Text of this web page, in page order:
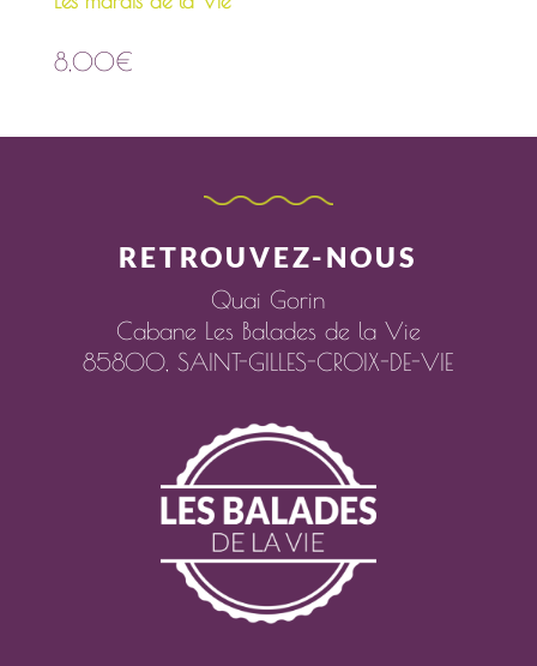
8,00€
RETROUVEZ-NOUS
Quai Gorin
Cabane Les Balades de la Vie
85800,SAINT-GILLES-CROIX-DE-VIE